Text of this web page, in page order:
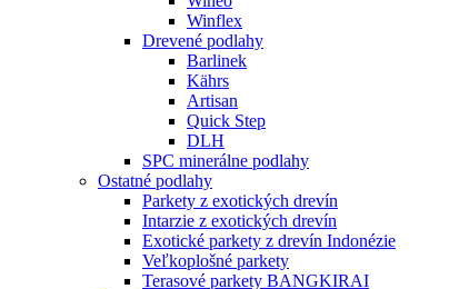
Winflex
Drevené podlahy
Barlinek
Kährs
Artisan
Quick Step
DLH
SPC minerálne podlahy
Ostatné podlahy
Parkety z exotických drevín
Intarzie z exotických drevín
Exotické parkety z drevín Indonézie
Veľkoplošné parkety
Terasové parkety BANGKIRAI